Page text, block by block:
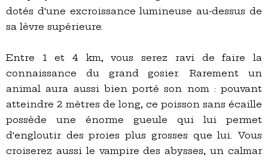
dotés d'une excroissance lumineuse au-dessus de
sa lèvre supérieure.
Entre 1 et 4 km, vous serez ravi de faire la
connaissance du grand gosier. Rarement un
animal aura aussi bien porté son nom : pouvant
atteindre 2 mètres de long, ce poisson sans écaille
possède une énorme gueule qui lui permet
d'engloutir des proies plus grosses que lui. Vous
croiserez aussi le vampire des abysses, un calmar